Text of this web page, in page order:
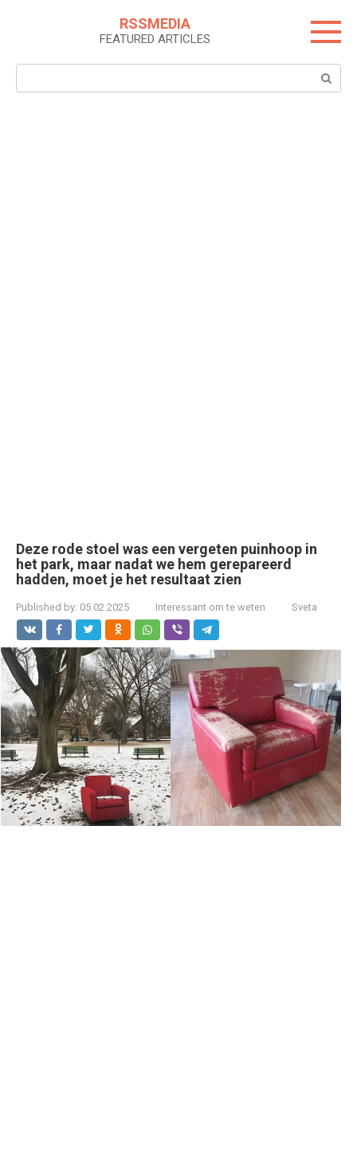
RSSMEDIA
FEATURED ARTICLES
Search:
Deze rode stoel was een vergeten puinhoop in
het park, maar nadat we hem gerepareerd
hadden, moet je het resultaat zien
Published by: 05.02.2025 Interessant om te weten Sveta